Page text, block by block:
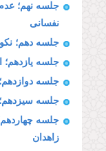
جلسه نهم؛
نفسانى
جلسه دهم؛
جلسه
جلسه
جلسه
جلسه
زاهدان